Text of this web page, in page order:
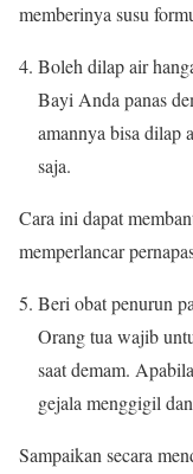
memberinya susu
Boleh dilap air
Bayi Anda panas
amannya bisa dilap
saja.
Cara ini dapat
memperlancar
Beri obat penurun
Orang tua wajib
saat demam.
gejala menggigil
Sampaikan secara